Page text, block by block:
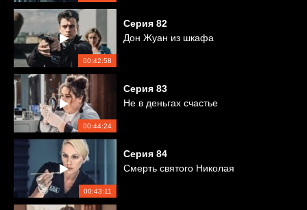
00:42:58
Серия 82
Дон Жуан из шкафа
00:44:24
Серия 83
Не в деньгах счастье
00:43:11
Серия 84
Смерть святого Николая